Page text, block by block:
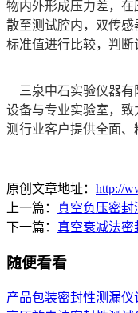
物内外形成压力差，
散至测试腔内，双传
标准值进行比较，判断
三泉中石实验仪器有
设备与专业实验室，
测行业客户提供全面、
原创文章地址： http://
上一篇： 真空负压密封
下一篇： 真空衰减法
随便看看
产品包装密封性测漏